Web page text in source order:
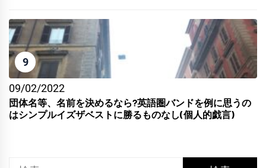
9
09/02/2022
団体名等、名前を決めるなら?英語圏バンドを例に思うの
はシンプルイズザベストに勝るものなし(個人的戯言)